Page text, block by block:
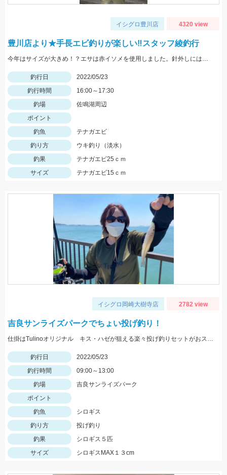
イシグロ豊川店 4320 view
豊川店より★手長エビ釣りが楽しい‼スタッフ綾釣行
今年はサイズが大きめ！？エサは赤イソメを使用しました。針外しにはフォーセップがあると鋏まれずにすみますよ！
釣行日
2022/05/23
釣行時間
16:00～17:30
釣場
佐鳴湖周辺
ポイント
釣魚
テナガエビ
釣り方
ウキ釣り（淡水）
釣果
テナガエビ25ｃｍ
サイズ
テナガエビ15ｃｍ
イシグロ岡崎大樹寺店 2782 view
吉良サンライズパークでちょい投げ釣り！
仕掛はTulinoオリジナル キス・ハゼが狙える楽々投げ釣りセットがおススメです！
釣行日
2022/05/23
釣行時間
09:00～13:00
釣場
吉良サンライズパーク
ポイント
釣魚
シロギス
釣り方
投げ釣り
釣果
シロギス５匹
サイズ
シロギスMAX１３cm